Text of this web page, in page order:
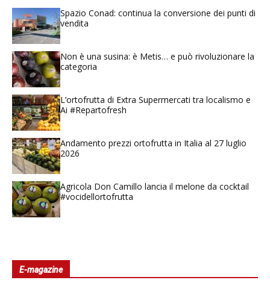
Spazio Conad: continua la conversione dei punti di
vendita
Non è una susina: è Metis… e può rivoluzionare la
categoria
L’ortofrutta di Extra Supermercati tra localismo e
Ai #Repartofresh
Andamento prezzi ortofrutta in Italia al 27 luglio
2026
Agricola Don Camillo lancia il melone da cocktail
#vocidellortofrutta
E-magazine